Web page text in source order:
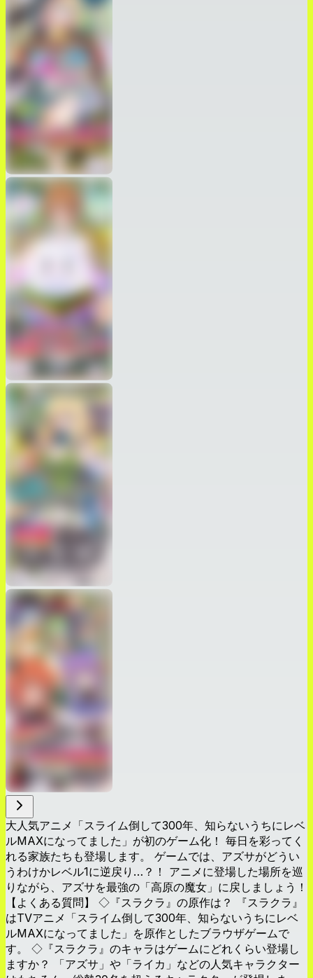
大人気アニメ「スライム倒して300年、知らないうちにレベ
ルMAXになってました」が初のゲーム化！ 毎日を彩ってく
れる家族たちも登場します。 ゲームでは、アズサがどうい
うわけかレベル1に逆戻り…？！ アニメに登場した場所を巡
りながら、アズサを最強の「高原の魔女」に戻しましょう！
【よくある質問】 ◇『スラクラ』の原作は？ 『スラクラ』
はTVアニメ「スライム倒して300年、知らないうちにレベ
ルMAXになってました」を原作としたブラウザゲームで
す。 ◇『スラクラ』のキャラはゲームにどれくらい登場し
ますか？ 「アズサ」や「ライカ」などの人気キャラクター